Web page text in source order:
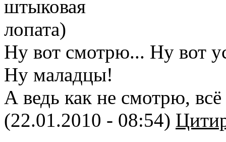
Ну вот смотрю... Ну вот
Ну маладцы!
А ведь как не смотрю,
(22.01.2010 - 08:54)